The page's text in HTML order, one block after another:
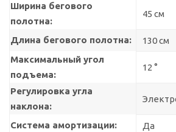
Ширина бегового
полотна:
45 см
Длина бегового полотна:
130 см
Максимальный угол
подъема:
12 °
Регулировка угла
наклона:
Система амортизации:
Да